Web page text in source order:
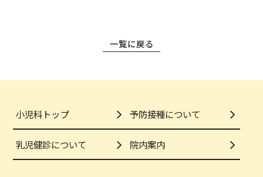
一覧に戻る
小児科トップ 予防接種について
乳児健診について 院内案内